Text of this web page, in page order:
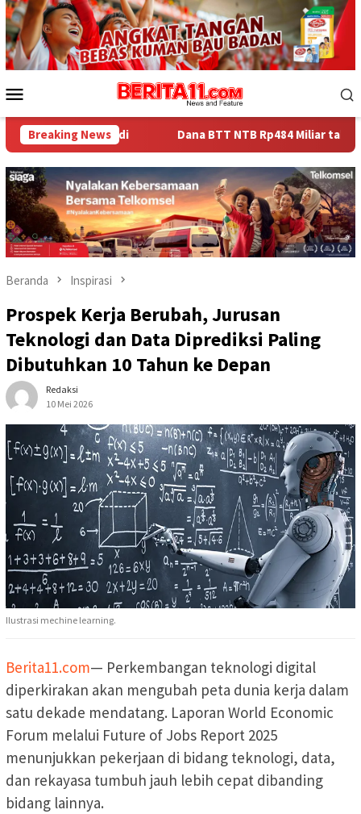
Loncat
ke
konten
Mobile
Breaking News
Dana BTT NTB Rp484 Miliar tak Muncul dalam LHP
Beranda Inspirasi
Prospek Kerja Berubah, Jurusan
Teknologi dan Data Diprediksi Paling
Dibutuhkan 10 Tahun ke Depan
Redaksi
10 Mei 2026
Ilustrasi mechine learning.
Berita11.com— Perkembangan teknologi digital
diperkirakan akan mengubah peta dunia kerja dalam
satu dekade mendatang. Laporan World Economic
Forum melalui Future of Jobs Report 2025
menunjukkan pekerjaan di bidang teknologi, data,
dan rekayasa tumbuh jauh lebih cepat dibanding
bidang lainnya.